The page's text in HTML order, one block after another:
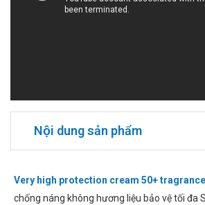
Nội dung sản phẩm
Very high protection cream 50+
chống náng không hương liệu bảo vệ tối đa